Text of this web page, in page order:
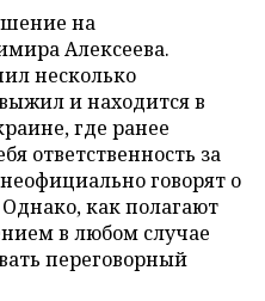
на
Алексеева.
несколько
и находится в
где ранее
ответственность за
говорят о
как полагают
в любом случае
переговорный